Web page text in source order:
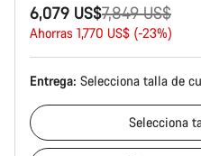
6,079 US$
Precio
original
7,849 US$
Ahorras 1,770 US$ (-23%)
Entrega: Selecciona talla de
Selecciona